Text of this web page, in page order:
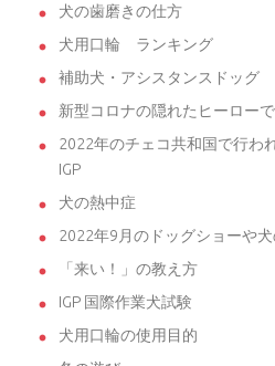
犬の歯磨きの仕方
犬用口輪 ランキング
補助犬・アシスタンスドッグ
新型コロナの隠れたヒーロー
2022年のチェコ共和国で行わ
IGP
犬の熱中症
2022年9月のドッグショーや
「来い！」の教え方
IGP 国際作業犬試験
犬用口輪の使用目的